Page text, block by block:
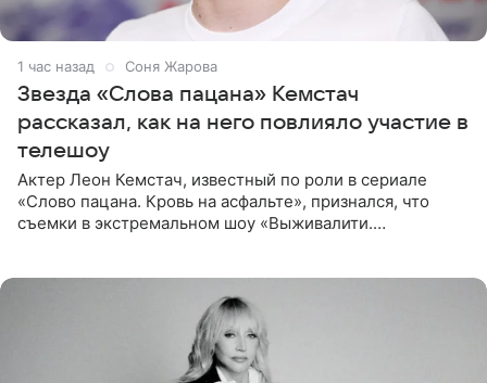
1 час назад Соня Жарова
Звезда «Слова пацана» Кемстач
рассказал, как на него повлияло участие в
телешоу
Актер Леон Кемстач, известный по роли в сериале
«Слово пацана. Кровь на асфальте», признался, что
съемки в экстремальном шоу «Выживалити.